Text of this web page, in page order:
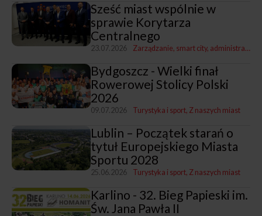
Sześć miast wspólnie w
sprawie Korytarza
Centralnego
23.07.2026 Zarządzanie, smart city, administracja
Bydgoszcz - Wielki finał
Rowerowej Stolicy Polski
2026
09.07.2026 Turystyka i sport Z naszych miast
Lublin – Początek starań o
tytuł Europejskiego Miasta
Sportu 2028
25.06.2026 Turystyka i sport Z naszych miast
Karlino - 32. Bieg Papieski im.
Św. Jana Pawła II